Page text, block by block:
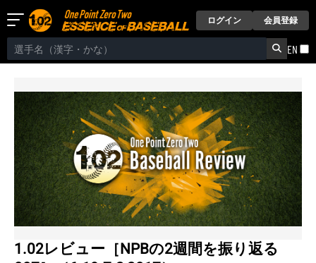
ログイン 会員登録
EN
1.02レビュー［NPBの2週間を振り返る